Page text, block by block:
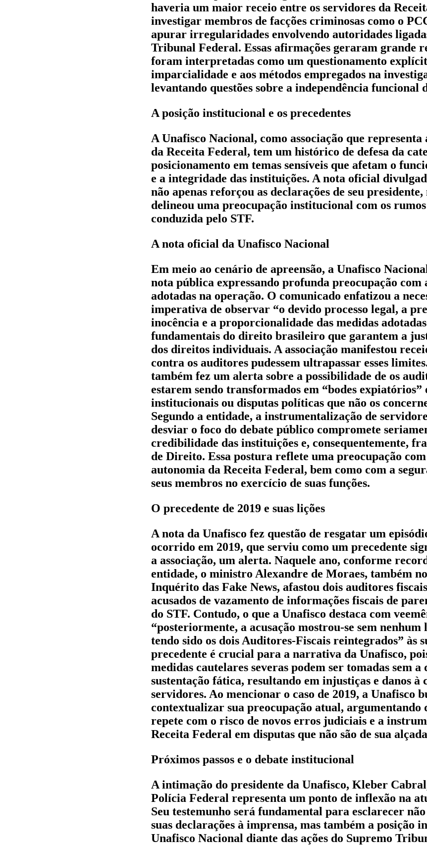
haveria um maior receio entre os servidores da
investigar membros de facções criminosas como o
apurar irregularidades envolvendo autoridades
Tribunal Federal. Essas afirmações geraram grande
foram interpretadas como um questionamento
imparcialidade e aos métodos empregados na
levantando questões sobre a independência funcional
A posição institucional e os precedentes
A Unafisco Nacional, como associação que
da Receita Federal, tem um histórico de defesa da
posicionamento em temas sensíveis que afetam o
e a integridade das instituições. A nota oficial
não apenas reforçou as declarações de seu
delineou uma preocupação institucional com os
conduzida pelo STF.
A nota oficial da Unafisco Nacional
Em meio ao cenário de apreensão, a Unafisco
nota pública expressando profunda preocupação com
adotadas na operação. O comunicado enfatizou a
imperativa de observar “o devido processo legal, a
inocência e a proporcionalidade das medidas
fundamentais do direito brasileiro que garantem a
dos direitos individuais. A associação manifestou
contra os auditores pudessem ultrapassar esses
também fez um alerta sobre a possibilidade de os
estarem sendo transformados em “bodes expiatórios”
institucionais ou disputas políticas que não os
Segundo a entidade, a instrumentalização de
desviar o foco do debate público compromete
credibilidade das instituições e, consequentemente,
de Direito. Essa postura reflete uma preocupação
autonomia da Receita Federal, bem como com a
seus membros no exercício de suas funções.
O precedente de 2019 e suas lições
A nota da Unafisco fez questão de resgatar um
ocorrido em 2019, que serviu como um precedente
a associação, um alerta. Naquele ano, conforme
entidade, o ministro Alexandre de Moraes, também
Inquérito das Fake News, afastou dois auditores
acusados de vazamento de informações fiscais de
do STF. Contudo, o que a Unafisco destaca com
“posteriormente, a acusação mostrou-se sem
tendo sido os dois Auditores-Fiscais reintegrados” às
precedente é crucial para a narrativa da Unafisco,
medidas cautelares severas podem ser tomadas sem a
sustentação fática, resultando em injustiças e danos à
servidores. Ao mencionar o caso de 2019, a Unafisco
contextualizar sua preocupação atual, argumentando
repete com o risco de novos erros judiciais e a
Receita Federal em disputas que não são de sua
Próximos passos e o debate institucional
A intimação do presidente da Unafisco, Kleber
Polícia Federal representa um ponto de inflexão na
Seu testemunho será fundamental para esclarecer
suas declarações à imprensa, mas também a posição
Unafisco Nacional diante das ações do Supremo